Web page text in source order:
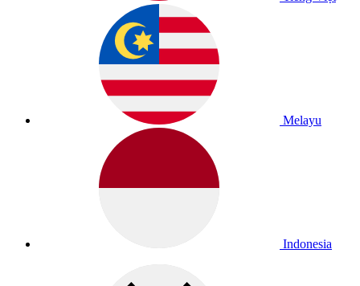
Melayu
Indonesia